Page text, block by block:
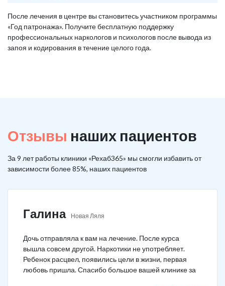
После лечения в центре вы становитесь участником программы
«Год патронажа». Получите бесплатную поддержку
профессиональных наркологов и психологов после вывода из
запоя и кодирования в течение целого года.
Отзывы наших пациентов
За 9 лет работы клиники «Рехаб365» мы смогли избавить от
зависимости более 85%, наших пациентов
Галина Новая Ляля
Дочь отправляла к вам на лечение. После курса
вышла совсем другой. Наркотики не употребляет.
Ребенок расцвел, появились цели в жизни, первая
любовь пришла. Спасибо большое вашей клинике за